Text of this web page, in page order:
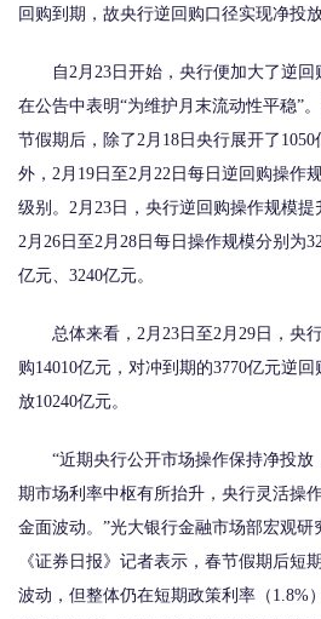
回购到期，故央行逆回购口径实现净投放
自2月23日开始，央行便加大了逆回
在公告中表明“为维护月末流动性平稳”
节假期后，除了2月18日央行展开了
外，2月19日至2月22日每日逆回购操作
级别。2月23日，央行逆回购操作规模提
2月26日至2月28日每日操作规模分别为
亿元、3240亿元。
总体来看，2月23日至2月29日，央
购14010亿元，对冲到期的3770亿元逆
放10240亿元。
“近期央行公开市场操作保持净投放
期市场利率中枢有所抬升，央行灵活操
金面波动。”光大银行金融市场部宏观研
《证券日报》记者表示，春节假期后短
波动，但整体仍在短期政策利率（1.8%